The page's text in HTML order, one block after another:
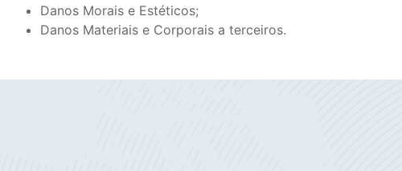
Danos Morais e Estéticos;
Danos Materiais e Corporais a terceiros.